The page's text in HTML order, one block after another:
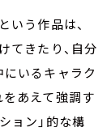
という作品は、
てきたり、自分
いるキャラク
あえて強調す
ョン」的な構